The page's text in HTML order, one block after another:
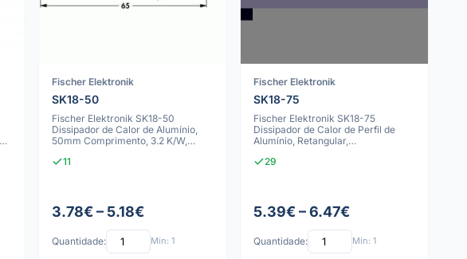
Fischer Elektronik
SK18-50
Fischer Elektronik SK18-50
Dissipador de Calor de Alumínio,
50mm Comprimento, 3.2 K/W,
11
3.78€ – 5.18€
Quantidade: Mín: 1
Fischer Elektronik
SK18-75
Fischer Elektronik SK18-75
Dissipador de Calor de Perfil de
Alumínio, Retangular,
29
5.39€ – 6.47€
Quantidade: Mín: 1